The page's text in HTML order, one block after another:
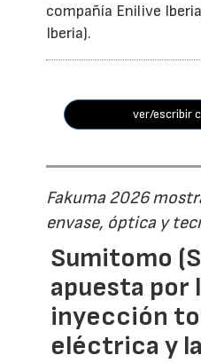
compañía Enilive
Iberia).
ver/escribir
Fakuma 2026
envase, óptica y
Sumitomo
apuesta por
inyección
eléctrica y la